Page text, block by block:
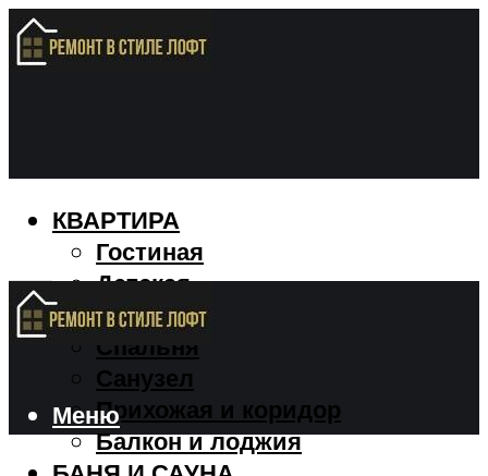
КВАРТИРА
Гостиная
Детская
Кухня
Спальня
Санузел
Прихожая и коридор
Балкон и лоджия
Меню